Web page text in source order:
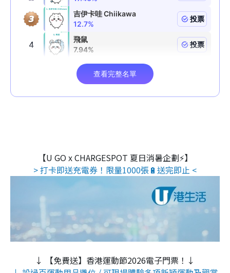
【U GO x CHARGESPOT 夏日消暑企劃⚡】
> 打卡即送充電券！限量1000張🔋送完即止 <
↓ 【免費送】香港運動節2026電子門票！↓